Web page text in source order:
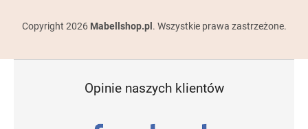
Copyright 2026 Mabellshop.pl . Wszystkie prawa zastrzeżone.
Opinie naszych klientów